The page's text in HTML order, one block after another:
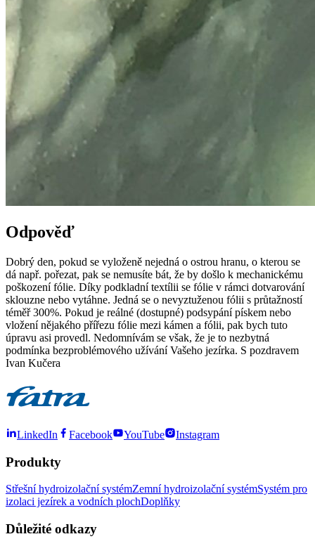
Odpověď
Dobrý den, pokud se vyloženě nejedná o ostrou hranu, o kterou se
dá např. pořezat, pak se nemusíte bát, že by došlo k mechanickému
poškození fólie. Díky podkladní textílii se fólie v rámci dotvarování
sklouzne nebo vytáhne. Jedná se o nevyztuženou fólii s průtažností
téměř 300%. Pokud je reálné (dostupné) podsypání pískem nebo
vložení nějakého přířezu fólie mezi kámen a fólii, pak bych tuto
úpravu asi provedl. Nedomnívám se však, že je to nezbytná
podmínka bezproblémového užívání Vašeho jezírka. S pozdravem
Ivan Kučera
LinkedIn Facebook YouTube Instagram
Produkty
Střešní hydroizolační systémZemní hydroizolační systémSystém pro
izolaci jezírek a vodních plochDoplňky
Důležité odkazy